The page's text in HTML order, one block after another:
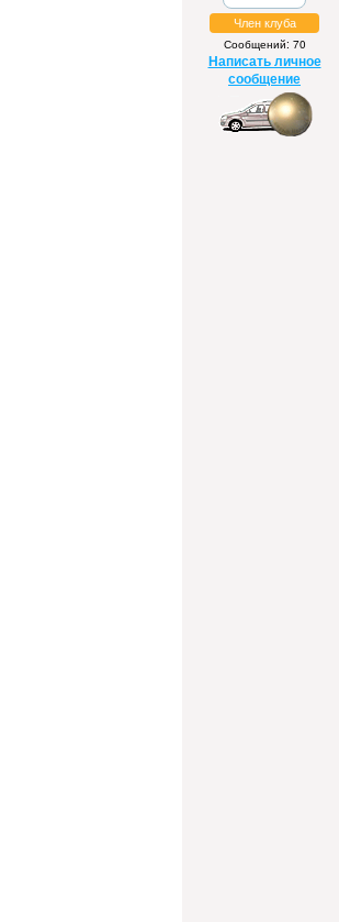
Член клуба
Сообщений: 70
Написать личное
сообщение